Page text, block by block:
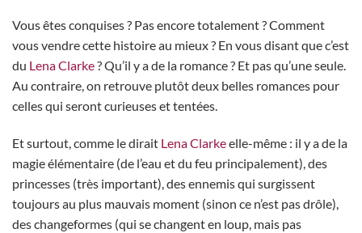
Vous êtes conquises ? Pas encore totalement ? Comment
vous vendre cette histoire au mieux ? En vous disant que c’est
du Lena Clarke? Qu’il y a de la romance ? Et pas qu’une seule.
Au contraire, on retrouve plutôt deux belles romances pour
celles qui seront curieuses et tentées.
Et surtout, comme le dirait Lena Clarkeelle-même : il y a de la
magie élémentaire (de l’eau et du feu principalement), des
princesses (très important), des ennemis qui surgissent
toujours au plus mauvais moment (sinon ce n’est pas drôle),
des changeformes (qui se changent en loup, mais pas